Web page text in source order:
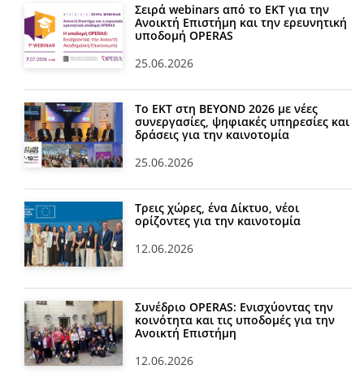
Σειρά webinars από το ΕΚΤ για την
Ανοικτή Επιστήμη και την ερευνητική
υποδομή OPERAS
25.06.2026
Το ΕΚΤ στη BEYOND 2026 με νέες
συνεργασίες, ψηφιακές υπηρεσίες και
δράσεις για την καινοτομία
25.06.2026
Τρεις χώρες, ένα Δίκτυο, νέοι
ορίζοντες για την καινοτομία
12.06.2026
Συνέδριο OPERAS: Ενισχύοντας την
κοινότητα και τις υποδομές για την
Ανοικτή Επιστήμη
12.06.2026